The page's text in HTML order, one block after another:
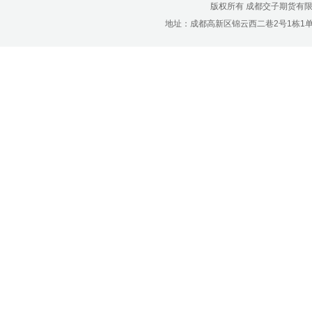
版权所有 成都交子期货有
地址：成都高新区锦云西二巷2号1栋1